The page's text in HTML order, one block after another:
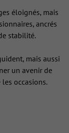
éloignés, mais
ancrés
stabilité.
mais aussi
un avenir de
occasions.